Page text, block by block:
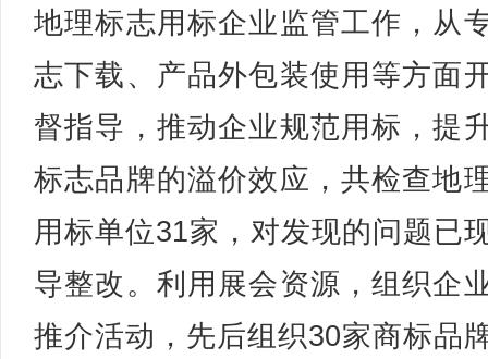
地理标志用标企业监管工作，从
志下载、产品外包装使用等方面
督指导，推动企业规范用标，提
标志品牌的溢价效应，共检查地
用标单位31家，对发现的问题已
导整改。利用展会资源，组织企
推介活动，先后组织30家商标品